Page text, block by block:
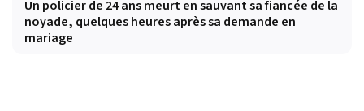
Un policier de 24 ans meurt en sauvant sa fiancée de la
noyade, quelques heures après sa demande en
mariage